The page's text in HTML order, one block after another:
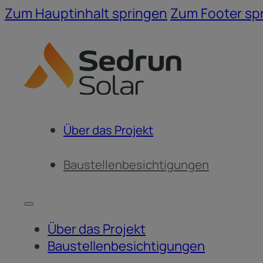
Zum Hauptinhalt springen Zum Footer
Über das Projekt
Baustellenbesichtigungen
Über das Projekt
Baustellenbesichtigungen
PV-
der